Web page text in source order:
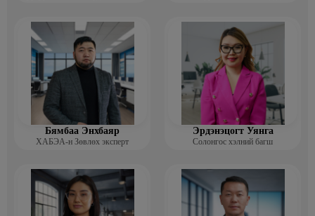
Бямбаа Энхбаяр
ХАБЭА-н Зөвлөх эксперт
Эрдэнэцогт Уянга
Солонгос хэлний багш